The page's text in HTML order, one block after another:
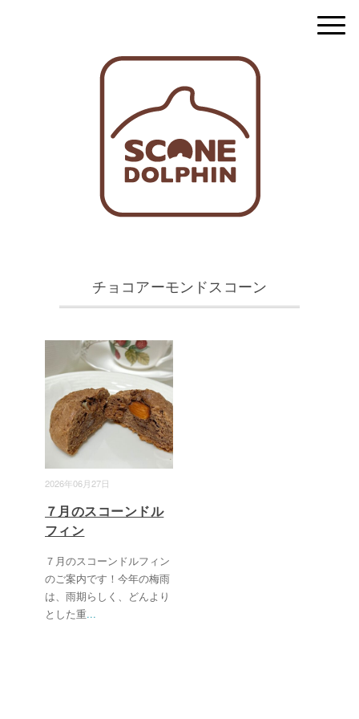
チョコアーモンドスコーン
2026年06月27日
７月のスコーンドル
フィン
７月のスコーンドルフィン
のご案内です！今年の梅雨
は、雨期らしく、どんより
とした重...